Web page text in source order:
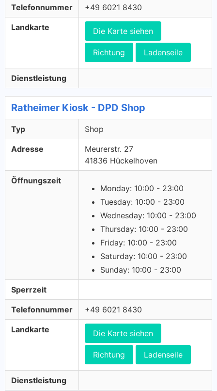
Telefonnummer +49 6021 8430
Landkarte Die Karte siehen
Richtung Ladenseile
Dienstleistung
Ratheimer Kiosk - DPD Shop
Typ Shop
Adresse
Meurerstr. 27
41836 Hückelhoven
Öffnungszeit
Monday: 10:00 - 23:00
Tuesday: 10:00 - 23:00
Wednesday: 10:00 - 23:00
Thursday: 10:00 - 23:00
Friday: 10:00 - 23:00
Saturday: 10:00 - 23:00
Sunday: 10:00 - 23:00
Sperrzeit
Telefonnummer +49 6021 8430
Landkarte Die Karte siehen
Richtung Ladenseile
Dienstleistung